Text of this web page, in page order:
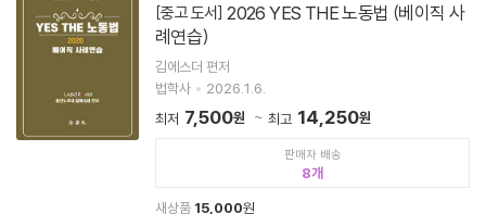
[중고 도서] 2026 YES THE 노동법 (베이직 사
례연습)
김에스더 편저
법학사
2026.1.6.
최저 7,500원 최고 14,250원
판매자 배송
8
새상품 15,000원